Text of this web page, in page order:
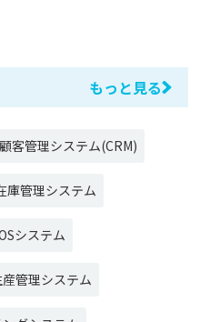
もっと見る
顧客管理システム(CRM)
庫管理システム
システム
産管理システム